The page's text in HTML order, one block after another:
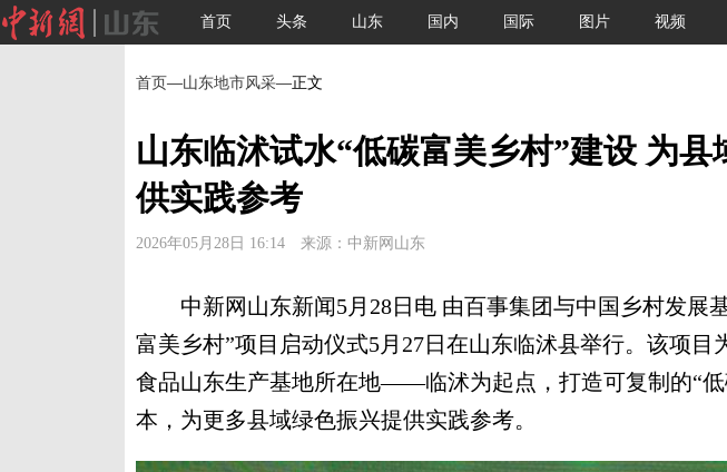
首页 头条 山东 国内 国际 图片 视频
首页—山东地市风采—正文
山东临沭试水“低碳富美乡村”建设 为县
供实践参考
2026年05月28日 16:14 来源：中新网山东
中新网山东新闻5月28日电 由百事集团与中国乡村发展
富美乡村”项目启动仪式5月27日在山东临沭县举行。该项目
食品山东生产基地所在地——临沭为起点，打造可复制的“
本，为更多县域绿色振兴提供实践参考。